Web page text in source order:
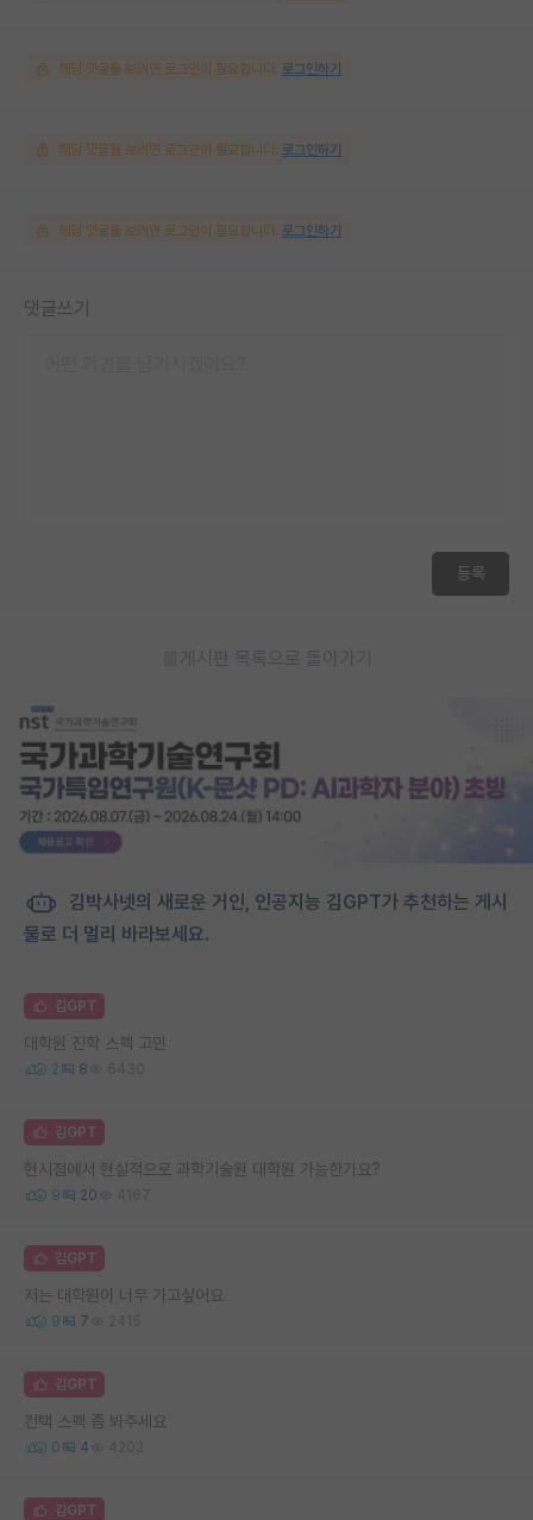
해당 댓글을 보려면 로그인이 필요합니다. 로그인하기
해당 댓글을 보려면 로그인이 필요합니다. 로그인하기
해당 댓글을 보려면 로그인이 필요합니다. 로그인하기
댓글쓰기
등록
게시판 목록으로 돌아가기
김박사넷의 새로운 거인, 인공지능 김GPT가 추천하는 게시
물로 더 멀리 바라보세요.
김GPT
대학원 진학 스펙 고민
2 8 6430
김GPT
현시점에서 현실적으로 과학기술원 대학원 가능한가요?
9 20 4167
김GPT
저는 대학원이 너무 가고싶어요
9 7 2415
김GPT
컨택 스펙 좀 봐주세요
0 4 4202
김GPT